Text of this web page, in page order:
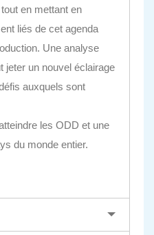
en mettant en
liés de cet agenda
Une analyse
jeter un nouvel éclairage
auxquels sont
les ODD et une
du monde entier.